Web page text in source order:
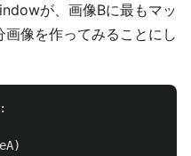
が、画像Bに最もマッ
像を作ってみることにし
)